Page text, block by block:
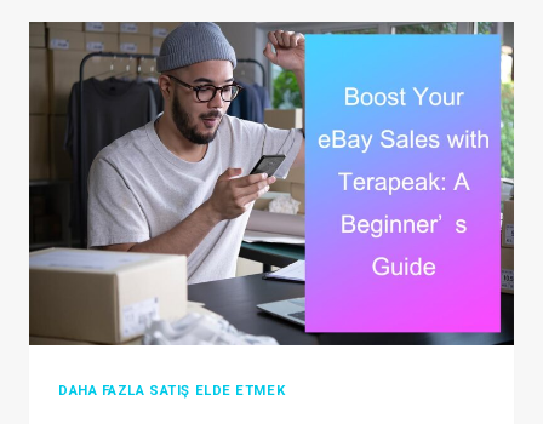
ALTERNATIVES
IN
2026:
FIND
THE
BEST
FIT
FOR
YOUR
BUSINESS
DAHA FAZLA SATIŞ ELDE ETMEK